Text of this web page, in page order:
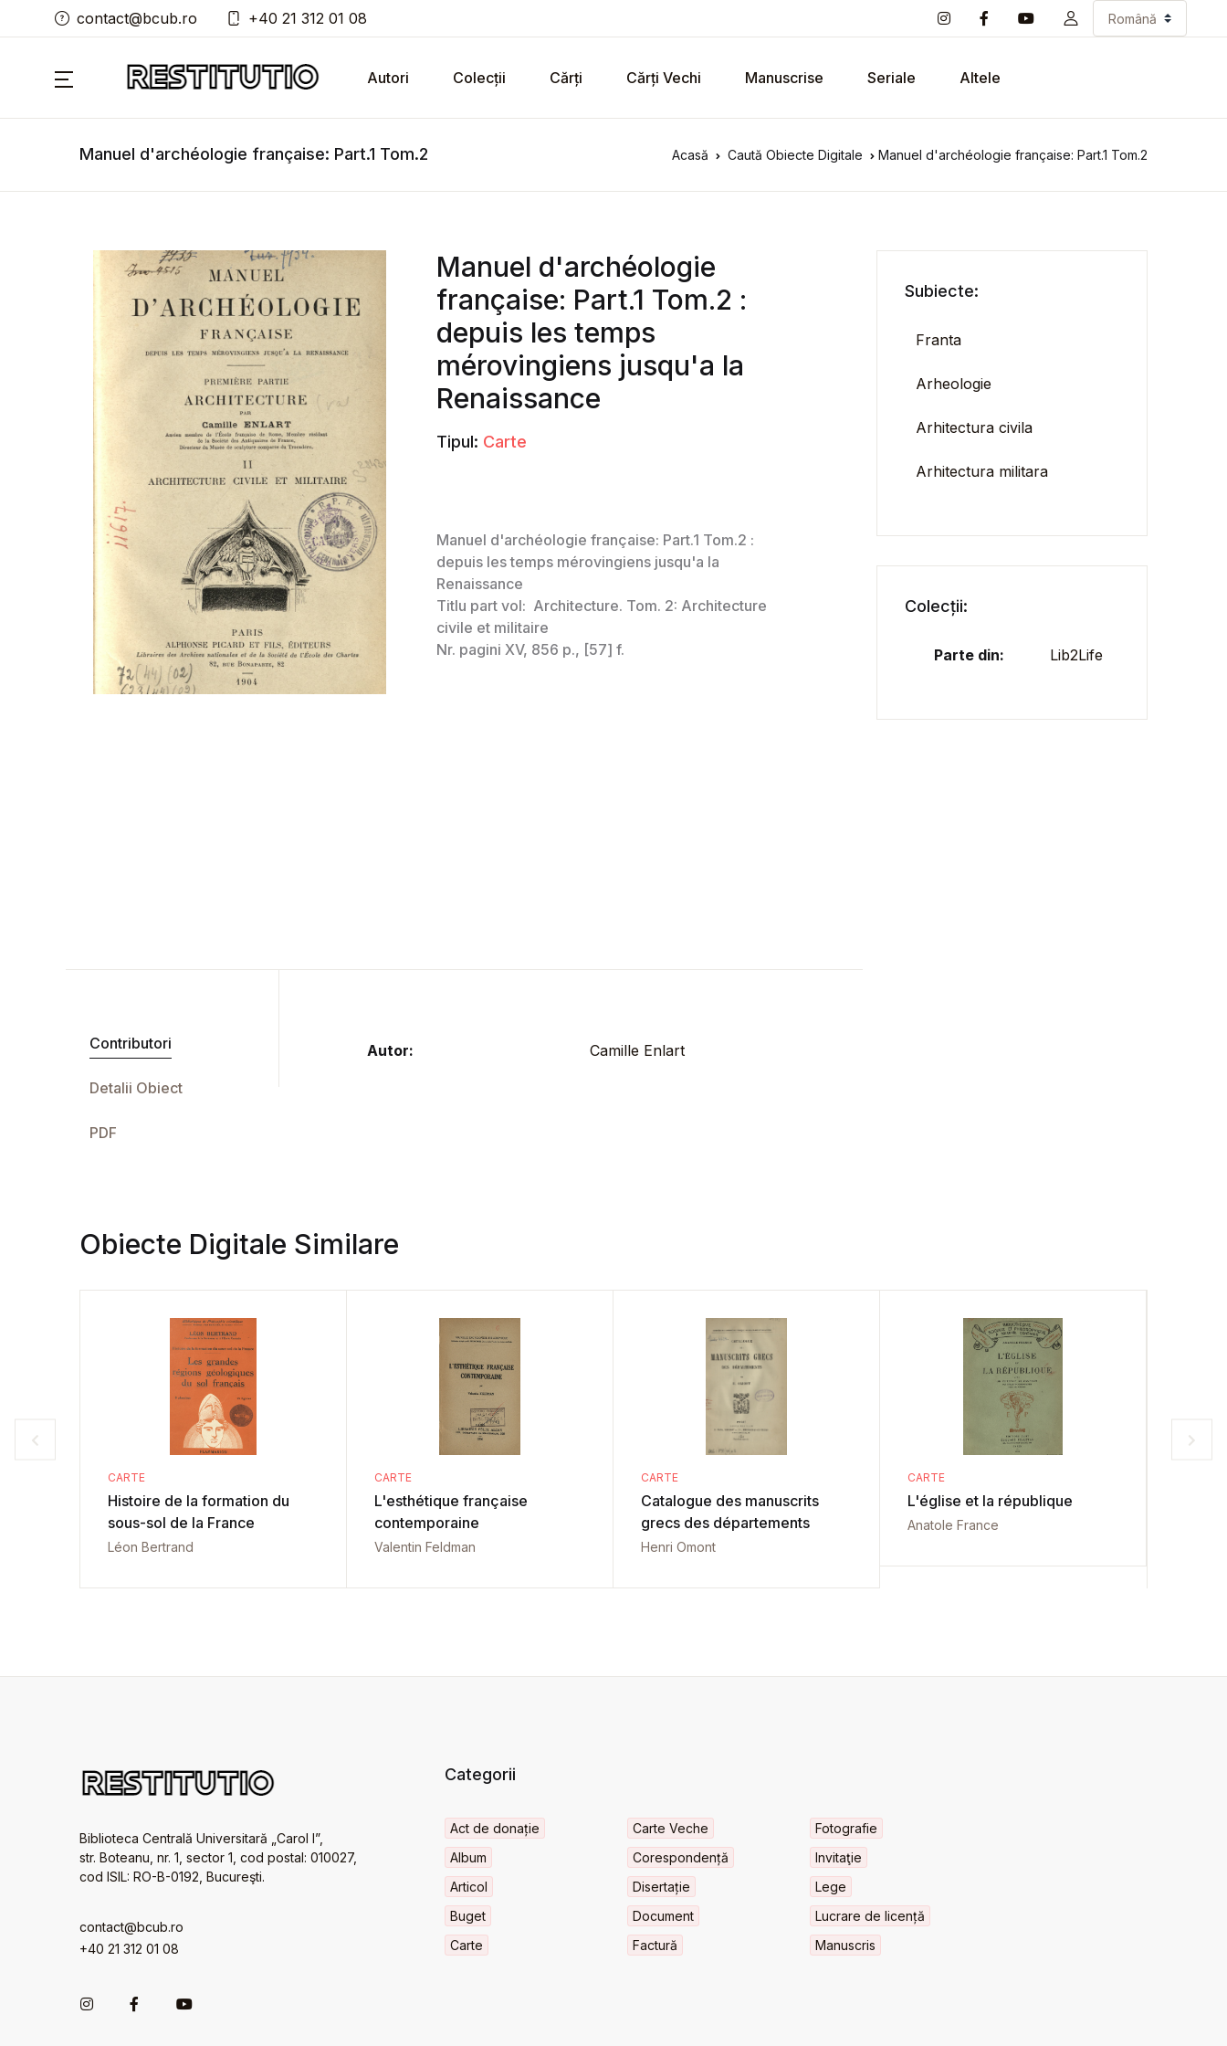
contact@bcub.ro +40 21 312 01 08
Autori Colecții Cărți Cărți Vechi Manuscrise Seriale Altele
Manuel d'archéologie française: Part.1 Tom.2 Acasă Caută Obiecte Digitale Manuel d'archéologie française: Part.1 Tom.2
Manuel d'archéologie
française: Part.1 Tom.2 :
depuis les temps
mérovingiens jusqu'a la
Renaissance
Tipul: Carte
Contributori
Detalii Obiect
PDF
Autor: Camille Enlart
Subiecte:
Franta
Arheologie
Arhitectura civila
Arhitectura militara
Colecții:
Parte din: Lib2Life
Obiecte Digitale Similare
CARTE
Histoire de la formation du
sous-sol de la France
Léon Bertrand
CARTE
L'esthétique française
contemporaine
Valentin Feldman
CARTE
Catalogue des manuscrits
grecs des départements
Henri Omont
CARTE
L'église et la république
Anatole France
Biblioteca Centrală Universitară „Carol I”,
str. Boteanu, nr. 1, sector 1, cod postal: 010027,
cod ISIL: RO-B-0192, Bucureşti.
contact@bcub.ro
+40 21 312 01 08
Categorii
Act de donație
Album
Articol
Buget
Carte
Carte Veche
Corespondență
Disertație
Document
Factură
Fotografie
Invitaţie
Lege
Lucrare de licență
Manuscris